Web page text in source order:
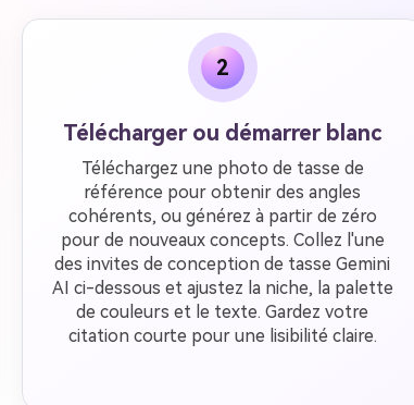
2
Télécharger ou démarrer blanc
Téléchargez une photo de tasse de
référence pour obtenir des angles
cohérents, ou générez à partir de zéro
pour de nouveaux concepts. Collez l'une
des invites de conception de tasse Gemini
AI ci-dessous et ajustez la niche, la palette
de couleurs et le texte. Gardez votre
citation courte pour une lisibilité claire.